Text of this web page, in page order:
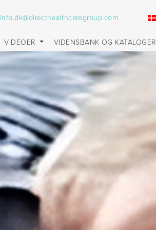
info.dk@directhealthcaregroup.com
VIDEOER VIDENSBANK OG KATALOGER